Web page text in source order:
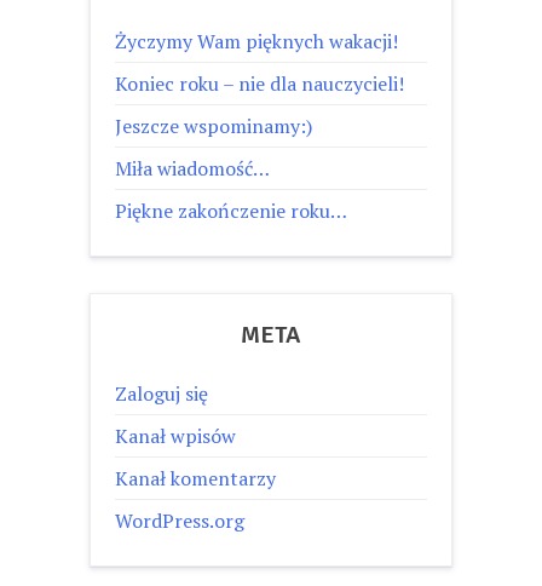
Życzymy Wam pięknych wakacji!
Koniec roku – nie dla nauczycieli!
Jeszcze wspominamy:)
Miła wiadomość…
Piękne zakończenie roku…
META
Zaloguj się
Kanał wpisów
Kanał komentarzy
WordPress.org